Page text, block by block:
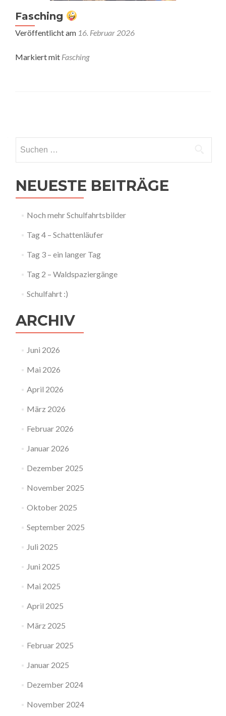
Fasching
Veröffentlicht am 16. Februar 2026
Markiert mit Fasching
navigation
nach:
NEUESTE BEITRÄGE
Noch mehr Schulfahrtsbilder
Tag 4 – Schattenläufer
Tag 3 – ein langer Tag
Tag 2 – Waldspaziergänge
Schulfahrt :)
ARCHIV
Juni 2026
Mai 2026
April 2026
März 2026
Februar 2026
Januar 2026
Dezember 2025
November 2025
Oktober 2025
September 2025
Juli 2025
Juni 2025
Mai 2025
April 2025
März 2025
Februar 2025
Januar 2025
Dezember 2024
November 2024